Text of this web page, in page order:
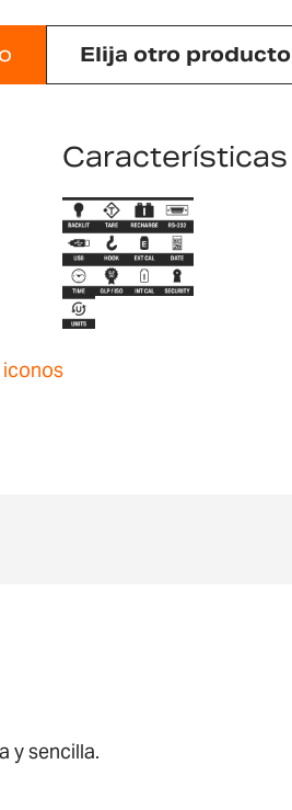
Elija otro producto
Características
y sencilla.